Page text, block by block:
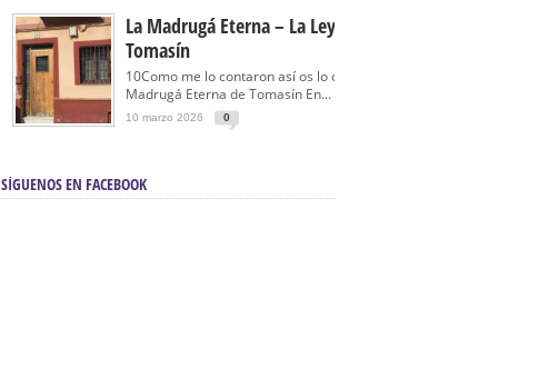
La Madrugá Eterna – La Leyenda De
Tomasín
10Como me lo contaron así os lo cuento… La
Madrugá Eterna de Tomasín En...
10 marzo 2026 0
SÍGUENOS EN FACEBOOK